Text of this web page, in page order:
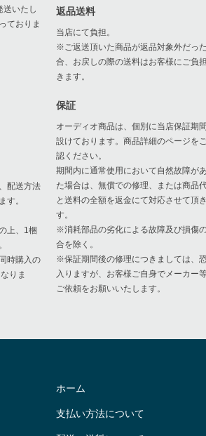
送いたし
ておりま
配送方法
す。
上、1梱
時購入の
りま
返品送料
当店にて負担。
※ご返送頂いた商品が返品対象外だっ
合、お戻しの際の送料はお客様にご負
きます。
保証
オーディオ商品は、個別に当店保証期
設けております。商品詳細のページを
認ください。
期間内に通常使用において自然故障が
た場合は、無償での修理、または商品
と送料の全額を返金にて対応させて頂
す。
※消耗部品の劣化による故障及び損傷
合を除く。
※保証期間後の修理につきましては、
入りますが、お客様ご自身でメーカー
ご依頼をお願いいたします。
ホーム
支払い方法について